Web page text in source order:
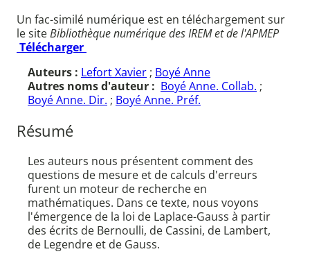
Un fac-similé numérique est en téléchargement sur
le siteBibliothèque numérique des IREM et de l'APMEP
Télécharger
Auteurs : Lefort Xavier ; Boyé Anne
Autres noms d'auteur : Boyé Anne. Collab. ;
Boyé Anne. Dir. ; Boyé Anne. Préf.
Résumé
Les auteurs nous présentent comment des
questions de mesure et de calculs d'erreurs
furent un moteur de recherche en
mathématiques. Dans ce texte, nous voyons
l'émergence de la loi de Laplace-Gauss à partir
des écrits de Bernoulli, de Cassini, de Lambert,
de Legendre et de Gauss.